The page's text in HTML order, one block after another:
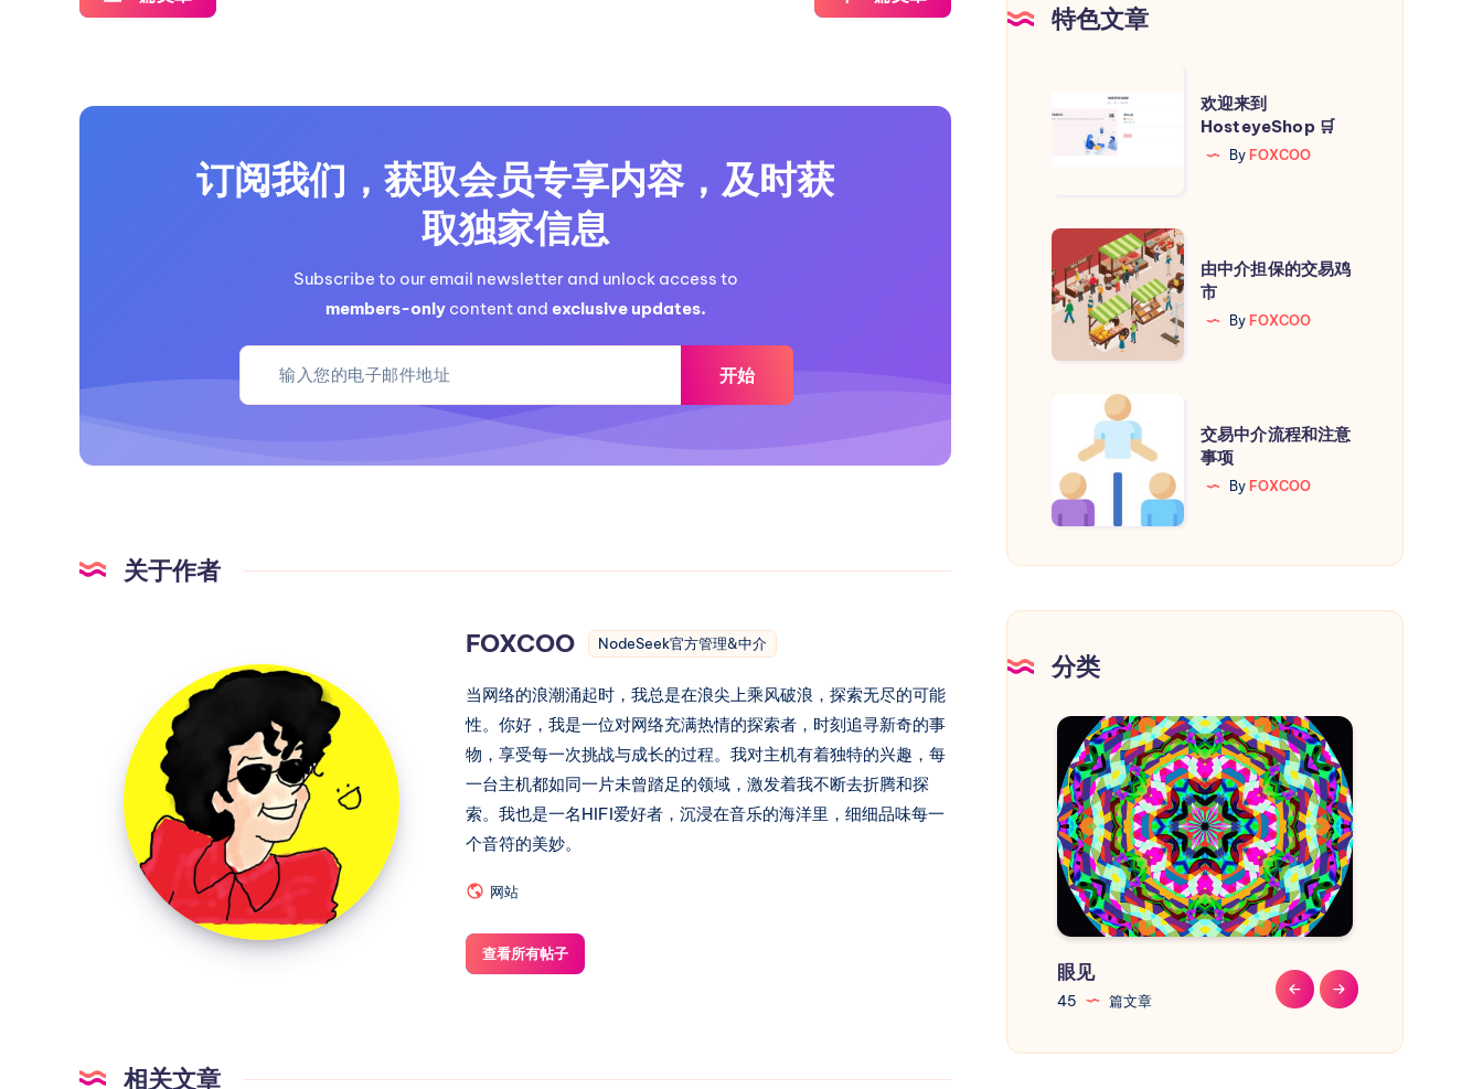
  return input.replace(/[^a-zA-Z0-9_]/g, '');
  const userId = message.from.id.toString(); // 获取用户 ID 并转换为字符串
  let command = message.text.substring(1); // 去掉命令前的斜杠
  command = sanitizeInput(command);
  if (!WHITELISTED_USERS.has(userId)) {
    return { status: 200, message: '未经授权的用户' }; // 如果用户不在白名单，返回未经授权的提示
  }
  if (API_ENDPOINTS.hasOwnProperty(command)) {
    const currentTime = Date.now(); // 获取当前时间戳
    const lastIpChangeRequestTime = userLastIpChangeRequestTime.get(userId) || 0; // 获取用户上次请求时间
    // 检查 IP 更改请求频率限制
    if (command.startsWith('change_ip_') && currentTime - lastIpChangeRequestTime < IP_CHANGE_REQUEST_LIMIT) {
      return { status: 200, message: '请求过于频繁，请稍后再试' }; // 如果请求间隔不足，提示用户稍后再试
    }
    // 更新用户上次 IP 更改请求时间
    if (command.startsWith('change_ip_')) {
      userLastIpChangeRequestTime.set(userId, currentTime);
订阅我们，获取会员专享内容，及时获
取独家信息
Subscribe to our email newsletter and unlock access to
members-onlycontent and exclusive updates.
开始
关于作者
FOXCOO NodeSeek官方管理&中介
当网络的浪潮涌起时，我总是在浪尖上乘风破浪，探索无尽的可能
性。你好，我是一位对网络充满热情的探索者，时刻追寻新奇的事
物，享受每一次挑战与成长的过程。我对主机有着独特的兴趣，每
一台主机都如同一片未曾踏足的领域，激发着我不断去折腾和探
索。我也是一名HIFI爱好者，沉浸在音乐的海洋里，细细品味每一
个音符的美妙。
网站
查看所有帖子
相关文章
特色文章
迎
🛒
欢迎来到
HosteyeShop 🛒
By FOXCOO
由
中
介
保
鸡
市
由中介担保的交易鸡
市
By FOXCOO
中
介
流
程
意
事
项
交易中介流程和注意
事项
By FOXCOO
分类
眼见
45 篇文章